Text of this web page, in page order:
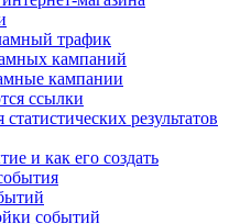
трафик
кампаний
кампании
ссылки
результатов
и как его создать
событий